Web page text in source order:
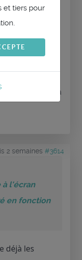
participer à
2 semaines #3614
à l'écran
en fonction
déjà les
et tiers pour